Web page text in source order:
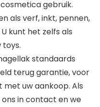
gebruik.
als verf, inkt, pennen,
kunt het zelfs als
toys.
nagellak standaards
terug garantie, voor
met uw aankoop. Als
in contact en we